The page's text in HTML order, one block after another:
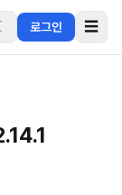
로그인 ☰